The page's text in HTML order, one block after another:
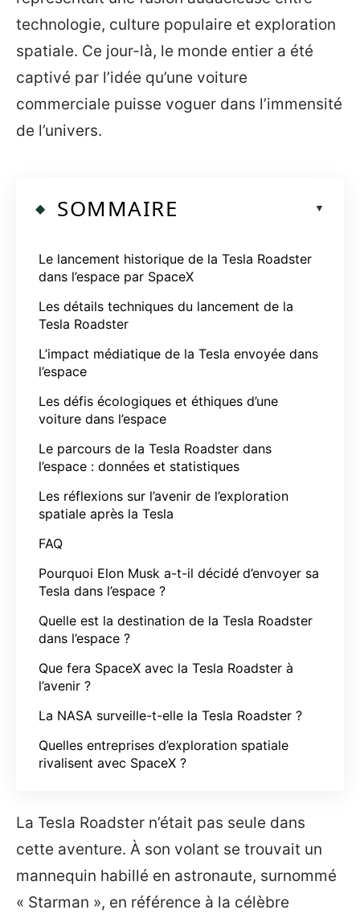
technologie, culture populaire et exploration
spatiale. Ce jour-là, le monde entier a été
captivé par l’idée qu’une voiture
commerciale puisse voguer dans l’immensité
de l’univers.
SOMMAIRE
Le lancement historique de la Tesla Roadster
dans l’espace par SpaceX
Les détails techniques du lancement de la
Tesla Roadster
L’impact médiatique de la Tesla envoyée dans
l’espace
Les défis écologiques et éthiques d’une
voiture dans l’espace
Le parcours de la Tesla Roadster dans
l’espace : données et statistiques
Les réflexions sur l’avenir de l’exploration
spatiale après la Tesla
FAQ
Pourquoi Elon Musk a-t-il décidé d’envoyer sa
Tesla dans l’espace ?
Quelle est la destination de la Tesla Roadster
dans l’espace ?
Que fera SpaceX avec la Tesla Roadster à
l’avenir ?
La NASA surveille-t-elle la Tesla Roadster ?
Quelles entreprises d’exploration spatiale
rivalisent avec SpaceX ?
La Tesla Roadster n’était pas seule dans
cette aventure. À son volant se trouvait un
mannequin habillé en astronaute, surnommé
« Starman », en référence à la célèbre